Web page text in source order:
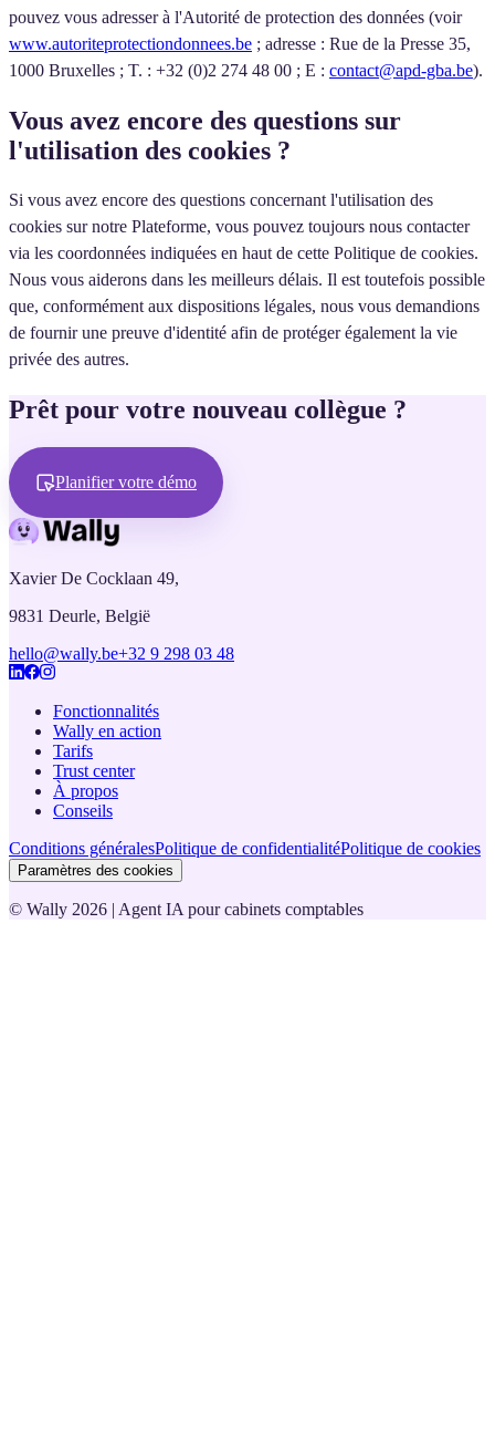
pouvez vous adresser à l'Autorité de protection des données (voir
www.autoriteprotectiondonnees.be ; adresse : Rue de la Presse 35,
1000 Bruxelles ; T. : +32 (0)2 274 48 00 ; E : contact@apd-gba.be).
Vous avez encore des questions sur
l'utilisation des cookies ?
Si vous avez encore des questions concernant l'utilisation des
cookies sur notre Plateforme, vous pouvez toujours nous contacter
via les coordonnées indiquées en haut de cette Politique de cookies.
Nous vous aiderons dans les meilleurs délais. Il est toutefois possible
que, conformément aux dispositions légales, nous vous demandions
de fournir une preuve d'identité afin de protéger également la vie
privée des autres.
Prêt pour votre nouveau collègue ?
Planifier votre démo
Xavier De Cocklaan 49,
9831 Deurle, België
hello@wally.be+32 9 298 03 48
Fonctionnalités
Wally en action
Tarifs
Trust center
À propos
Conseils
Conditions généralesPolitique de confidentialitéPolitique de cookies
Paramètres des cookies
© Wally 2026 | Agent IA pour cabinets comptables